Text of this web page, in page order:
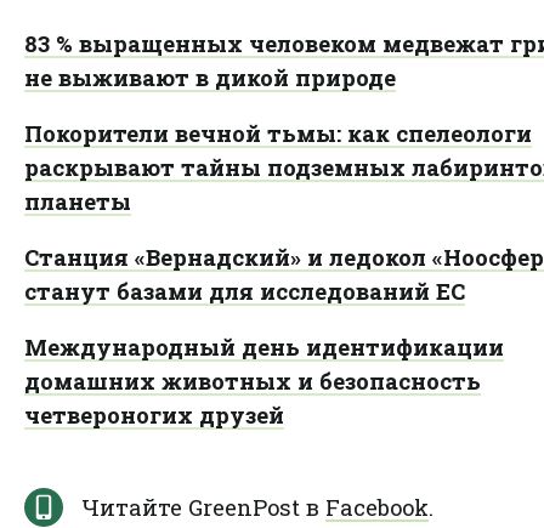
83 % выращенных человеком медвежат
не выживают в дикой природе
Покорители вечной тьмы: как спелеологи
раскрывают тайны подземных
планеты
Станция «Вернадский» и ледокол
станут базами для исследований ЕС
Международный день идентификации
домашних животных и безопасность
четвероногих друзей
Читайте GreenPost в Facebook.